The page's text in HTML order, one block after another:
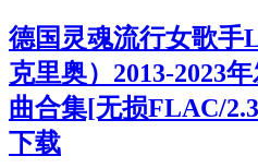
德国灵魂流行女歌手
克里奥）2013-2023
曲合集[无损FLAC/
下载